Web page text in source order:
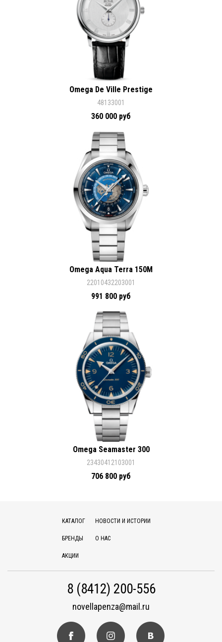
Omega De Ville Prestige
48133001
360 000 руб
Omega Aqua Terra 150M
22010432203001
991 800 руб
Omega Seamaster 300
23430412103001
706 800 руб
КАТАЛОГ
БРЕНДЫ
АКЦИИ
НОВОСТИ И ИСТОРИИ
О НАС
8 (8412) 200-556
novellapenza@mail.ru